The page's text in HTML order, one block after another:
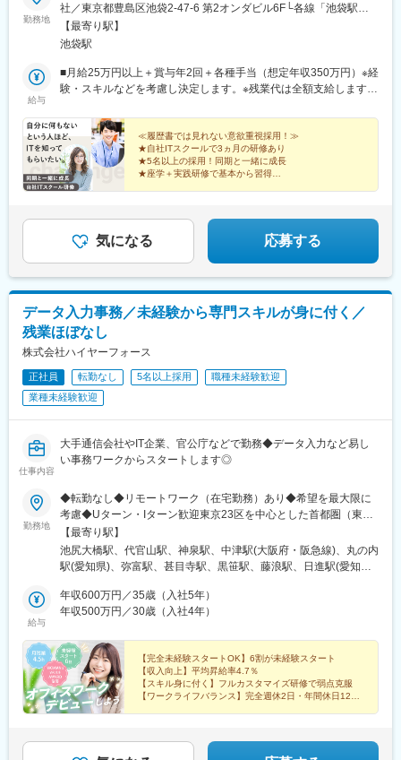
勤務地
社／東京都豊島区池袋2-47-6 第2オンダビル6F└各線「池袋駅」
徒歩4分【研修終了後】■東京23区を中心とした全国各地のITプロ
ジェクト先※勤務地は希望を考慮します。※転居を伴う転勤はあり
ート・在宅勤務はプロジェクトによって異なります。
【最寄り駅】
池袋駅
給与
■月給25万円以上＋賞与年2回＋各種手当（想定年収350万円）※経
験・スキルなどを考慮し決定します。※残業代は全額支給します。
職・前職給与を考慮します。
≪履歴書では見れない意欲重視採用！≫
★自社ITスクールで3ヵ月の研修あり
★5名以上の採用！同期と一緒に成長
★座学＋実践研修で基本から習得
気になる 応募する
データ入力事務／未経験から専門スキルが身に付く／
残業ほぼなし
株式会社ハイヤーフォース
正社員 転勤なし 5名以上採用
職種未経験歓迎
業種未経験歓迎
仕事内容
大手通信会社やIT企業、官公庁などで勤務◆データ入力など易し
い事務ワークからスタートします◎
勤務地
◆転勤なし◆リモートワーク（在宅勤務）あり◆希望を最大限に
考慮◆Uターン・Iターン歓迎東京23区を中心とした首都圏（東
京・神奈川・千葉・埼玉など）の各プロジェクト先◎未経験の方
は東京本社での研修あり＜プロジェクト先＞■東京23区内千代
田・中央・港・新宿・文京・台東・墨田・江東・品川・目黒・大
足立・葛飾・江戸川 等■神奈川横浜・川崎・相模原・横須賀・平
塚・茅ヶ崎・大和・厚木 等■千葉舞浜 等■埼玉さいたま市・和
東京都渋谷区代官山町20-23 フォレストゲート代官山3F▼渋谷オ
フィス東京都渋谷区道玄坂1-19-2 スプラインビル8F└1階のエイ
ベックスグループが目印▼大阪オフィス大阪府大阪市北区大深町
3-40 グランフロント大阪26F▼名古屋オフィス愛知県名古屋市中
区錦2-7-7 プラウドタワー23F※千葉・滋賀にサテライトオフィ
ト先による
【最寄り駅】
池尻大橋駅、代官山駅、神泉駅、中津駅(大阪府・阪急線)、丸の内
駅(愛知県)、弥富駅、甚目寺駅、黒笹駅、藤浪駅、日進駅(愛知
富吉駅、幸田駅、蒲郡駅、野田新町駅、岩倉駅(愛知県)、犬山駅、
江南駅(愛知県)、三河高浜駅、春日井駅(中央本線)、小牧駅、常滑
駅、柏森駅、扶桑駅、新舞子駅、知立駅、杁ケ池公園駅、津島
駅、三河田原駅、太田川駅、赤池駅(愛知県)、半田駅、尾張旭駅、
碧南中央駅、豊橋駅、豊川駅、新豊田駅、前後駅、中部天竜駅、
西春駅、金城ふ頭駅、小幡駅、八事駅、桜山駅、上小田井駅、今
池駅(愛知県)、鶴舞駅、高畑駅、国際センター駅、平針駅、ナゴヤ
県)、徳重駅、岡山駅前駅、あおば通駅、京都駅、熊本駅、広島
給与
年収600万円／35歳（入社5年）
年収500万円／30歳（入社4年）
【完全未経験スタートOK】6割が未経験スタート
【収入向上】平均昇給率4.7％
【スキル身に付く】フルカスタマイズ研修で弱点克服
【ワークライフバランス】完全週休2日・年間休日120